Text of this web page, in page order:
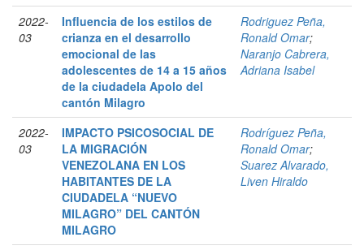
2022-
03
Influencia de los estilos de
crianza en el desarrollo
emocional de las
adolescentes de 14 a 15 años
de la ciudadela Apolo del
cantón Milagro
Rodriguez Peña,
Ronald Omar;
Naranjo Cabrera,
Adriana Isabel
2022-
03
IMPACTO PSICOSOCIAL DE
LA MIGRACIÓN
VENEZOLANA EN LOS
HABITANTES DE LA
CIUDADELA “NUEVO
MILAGRO” DEL CANTÓN
MILAGRO
Rodríguez Peña,
Ronald Omar;
Suarez Alvarado,
Liven Hiraldo